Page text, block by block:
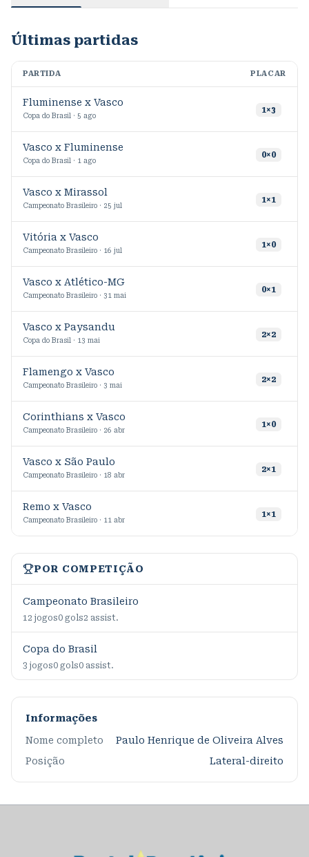
Últimas partidas
PARTIDA PLACAR
Fluminense x Vasco
Copa do Brasil · 5 ago
1×3
Vasco x Fluminense
Copa do Brasil · 1 ago
0×0
Vasco x Mirassol
Campeonato Brasileiro · 25 jul
1×1
Vitória x Vasco
Campeonato Brasileiro · 16 jul
1×0
Vasco x Atlético-MG
Campeonato Brasileiro · 31 mai
0×1
Vasco x Paysandu
Copa do Brasil · 13 mai
2×2
Flamengo x Vasco
Campeonato Brasileiro · 3 mai
2×2
Corinthians x Vasco
Campeonato Brasileiro · 26 abr
1×0
Vasco x São Paulo
Campeonato Brasileiro · 18 abr
2×1
Remo x Vasco
Campeonato Brasileiro · 11 abr
1×1
POR COMPETIÇÃO
Campeonato Brasileiro
12 jogos0 gols2 assist.
Copa do Brasil
3 jogos0 gols0 assist.
Informações
Nome completo
Paulo Henrique de Oliveira Alves
Posição
Lateral-direito